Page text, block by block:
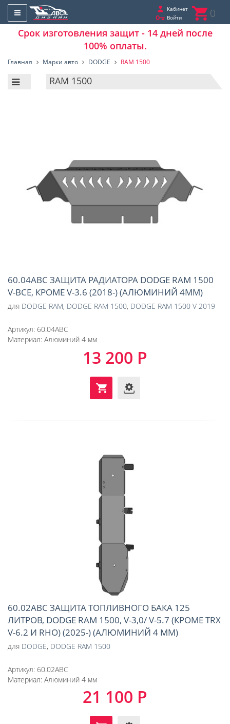
Кабинет
Войти
0
Срок изготовления защит - 14 дней после
100% оплаты.
Главная Марки авто DODGE RAM 1500
RAM 1500
60.04ABC ЗАЩИТА РАДИАТОРА DODGE RAM 1500
V-ВСЕ, КРОМЕ V-3.6 (2018-) (АЛЮМИНИЙ 4ММ)
для DODGE RAM, DODGE RAM 1500, DODGE RAM 1500 V 2019
Артикул: 60.04ABC
Материал: Алюминий 4 мм
13 200 Р
60.02ABC ЗАЩИТА ТОПЛИВНОГО БАКА 125
ЛИТРОВ, DODGE RAM 1500, V-3,0/ V-5.7 (КРОМЕ TRX
V-6.2 И RHO) (2025-) (АЛЮМИНИЙ 4 ММ)
для DODGE, DODGE RAM 1500
Артикул: 60.02ABC
Материал: Алюминий 4 мм
21 100 Р